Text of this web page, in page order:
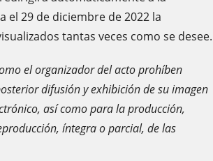
29 de diciembre de 2022 la
tantas veces como se desee.
el organizador del acto prohíben
difusión y exhibición de su imagen
así como para la producción,
íntegra o parcial, de las